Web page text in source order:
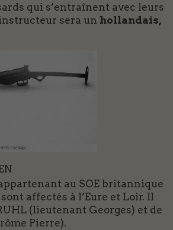
qui s’entraînent avec leurs
sera un hollandais,
au SOE britannique
affectés à l’Eure et Loir. Il
(lieutenant Georges) et de
Pierre).